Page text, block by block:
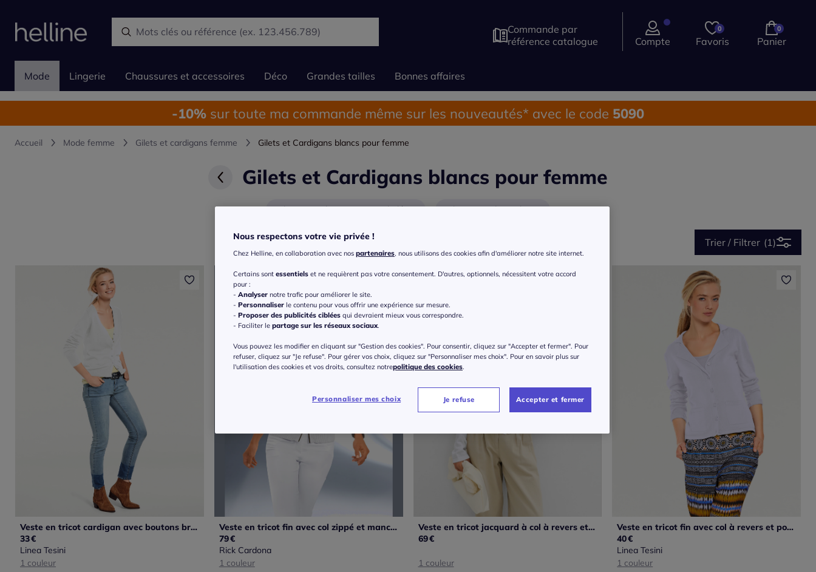
Commande par
référence catalogue
Compte
0
Favoris
0
Panier
Mode Lingerie Chaussures et accessoires Déco Grandes tailles Bonnes affaires
-10% sur toute ma commande même sur les nouveautés* avec le code 5090
Accueil Mode femme Gilets et cardigans femme Gilets et Cardigans blancs pour femme
Gilets et Cardigans blancs pour femme
Gilets et cardigans courts et boléros Gilets et cardigans longs
Trier / Filtrer (1)
Veste en tricot cardigan avec boutons brillants finitions côtelées
33€
Linea Tesini
1 couleur
Veste en tricot fin avec col zippé et manches longues
79€
Rick Cardona
1 couleur
Veste en tricot jacquard à col à revers et poches plaquées
69€
1 couleur
Veste en tricot fin avec col à revers et poches.
40€
Linea Tesini
1 couleur
Nous respectons votre vie privée !
Chez Helline, en collaboration avec nos partenaires, nous utilisons des cookies afin d'améliorer notre site internet.
Certains sont essentiels et ne requièrent pas votre consentement. D'autres, optionnels, nécessitent votre accord
pour :
- Analyser notre trafic pour améliorer le site.
- Personnaliser le contenu pour vous offrir une expérience sur mesure.
- Proposer des publicités ciblées qui devraient mieux vous correspondre.
- Faciliter le partage sur les réseaux sociaux.
Vous pouvez les modifier en cliquant sur "Gestion des cookies". Pour consentir, cliquez sur "Accepter et fermer". Pour
refuser, cliquez sur "Je refuse". Pour gérer vos choix, cliquez sur "Personnaliser mes choix". Pour en savoir plus sur
l'utilisation des cookies et vos droits, consultez notrepolitique des cookies.
Personnaliser mes choix Je refuse Accepter et fermer